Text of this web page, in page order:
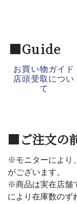
■Guide
お買い物ガイド
店頭受取につい
て
■ご注文の
※モニターにより
がございます。
※商品は実在店舗
により在庫数のず